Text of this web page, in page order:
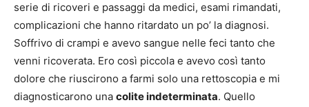
serie di ricoveri e passaggi da medici, esami rimandati,
complicazioni che hanno ritardato un po’ la diagnosi.
Soffrivo di crampi e avevo sangue nelle feci tanto che
venni ricoverata. Ero così piccola e avevo così tanto
dolore che riuscirono a farmi solo una rettoscopia e mi
diagnosticarono una colite indeterminata. Quello